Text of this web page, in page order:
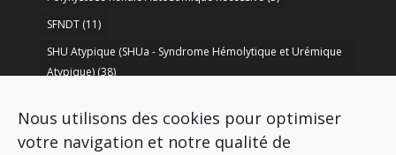
Nous utilisons des cookies pour optimiser
votre navigation et notre qualité de
SFNDT(11)
SHU Atypique (SHUa - Syndrome Hémolytique et Urémique
Atypique)(38)
Syndrome de Bartter(8) Syndrome d’Alport(37)